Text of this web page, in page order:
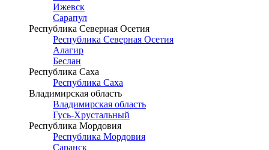
Ижевск
Сарапул
Республика Северная Осетия
Республика Северная Осетия
Алагир
Беслан
Республика Саха
Республика Саха
Владимирская область
Владимирская область
Гусь-Хрустальный
Республика Мордовия
Республика Мордовия
Саранск